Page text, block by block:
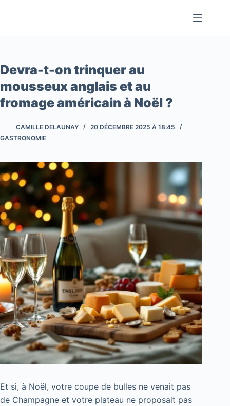
Devra-t-on trinquer au
mousseux anglais et au
fromage américain à Noël ?
CAMILLE DELAUNAY
20 DÉCEMBRE 2025 À 18:45
GASTRONOMIE
Et si, à Noël, votre coupe de bulles ne venait pas
de Champagne et votre plateau ne proposait pas